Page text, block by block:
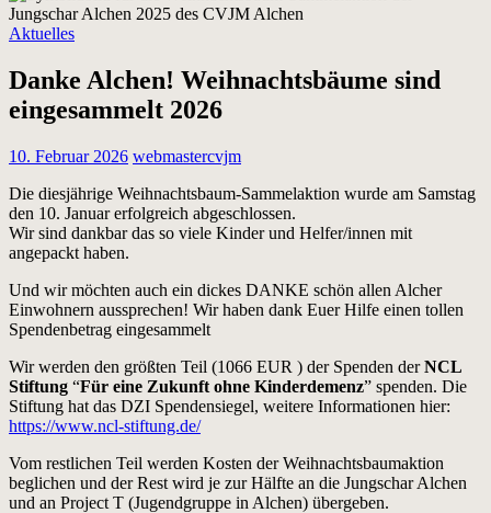
Aktuelles
Danke Alchen! Weihnachtsbäume sind
eingesammelt 2026
10. Februar 2026 webmastercvjm
Die diesjährige Weihnachtsbaum-Sammelaktion wurde am Samstag
den 10. Januar erfolgreich abgeschlossen.
Wir sind dankbar das so viele Kinder und Helfer/innen mit
angepackt haben.
Und wir möchten auch ein dickes DANKE schön allen Alcher
Einwohnern aussprechen! Wir haben dank Euer Hilfe einen tollen
Spendenbetrag eingesammelt
Wir werden den größten Teil (1066 EUR ) der Spenden derNCL
Stiftung “Für eine Zukunft ohne Kinderdemenz” spenden. Die
Stiftung hat das DZI Spendensiegel, weitere Informationen hier:
https://www.ncl-stiftung.de/
Vom restlichen Teil werden Kosten der Weihnachtsbaumaktion
beglichen und der Rest wird je zur Hälfte an die Jungschar Alchen
und an Project T (Jugendgruppe in Alchen) übergeben.